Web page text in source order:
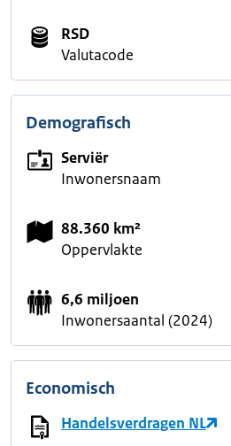
RSD
Valutacode
Demografisch
Serviër
Inwonersnaam
88.360 km²
Oppervlakte
6,6 miljoen
Inwonersaantal (2024)
Economisch
Handelsverdragen NL